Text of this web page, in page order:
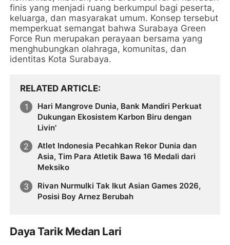
finis yang menjadi ruang berkumpul bagi peserta,
keluarga, dan masyarakat umum. Konsep tersebut
memperkuat semangat bahwa Surabaya Green
Force Run merupakan perayaan bersama yang
menghubungkan olahraga, komunitas, dan
identitas Kota Surabaya.
RELATED ARTICLE
Hari Mangrove Dunia, Bank Mandiri Perkuat
Dukungan Ekosistem Karbon Biru dengan
Livin'
Atlet Indonesia Pecahkan Rekor Dunia dan
Asia, Tim Para Atletik Bawa 16 Medali dari
Meksiko
Rivan Nurmulki Tak Ikut Asian Games 2026,
Posisi Boy Arnez Berubah
Daya Tarik Medan Lari